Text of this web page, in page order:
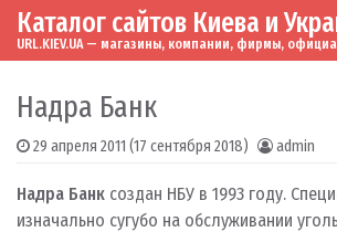
Skip to content
Main Navigation
Каталог сайтов Киева и
URL.KIEV.UA — магазины, компании, фирмы,
Надра Банк
29 апреля 2011 (17 сентября 2018) admin
Надра Банк создан НБУ в 1993 году.
изначально сугубо на обслуживании